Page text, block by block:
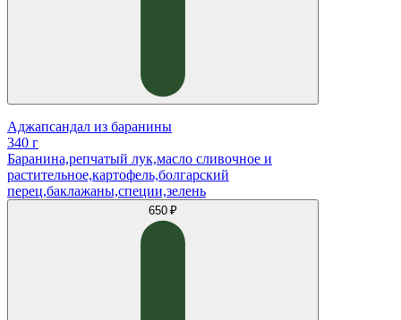
Аджапсандал из баранины
340 г
Баранина,репчатый лук,масло сливочное и
растительное,картофель,болгарский
перец,баклажаны,специи,зелень
650 ₽